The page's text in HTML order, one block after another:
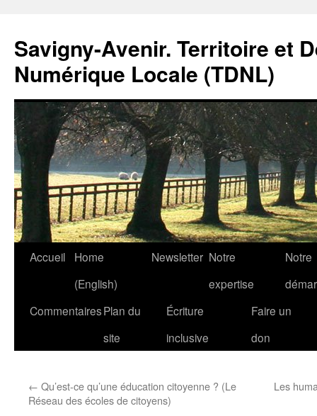
Savigny-Avenir. Territoire et
Numérique Locale (TDNL)
Aller
contenu
Accueil
Home
(English)
Newsletter Notre
expertise
Notre
CommentairesPlan du
site
Écriture
inclusive
Faire un
don
← Qu’est-ce qu’une éducation citoyenne ? (Le
Réseau des écoles de citoyens)
Les